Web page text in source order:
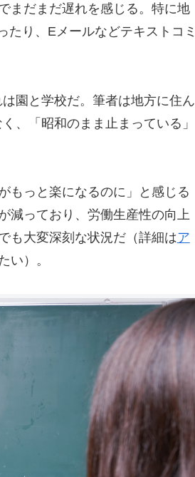
まだまだ遅れを感じる。特に地
り、Eメールなどテキストコミ
園と学校だ。筆者は地方に住ん
、「昭和のまま止まっている」
もっと楽になるのに」と感じる
減っており、労働生産性の向上
も大変深刻な状況だ（詳細はア
い）。